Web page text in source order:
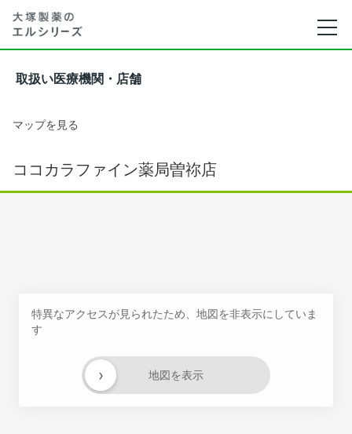
取扱い医療機関・店舗
マップを見る
ココカラファイン薬局曽祢店
特異なアクセスが見られたため、地図を非表示にしていま
す
地図を表示
›